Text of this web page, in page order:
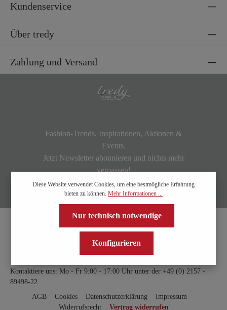
Kundenservice
Über tredy
Zahlung und Versand
Fashion-Trends, Inspirationen, Aktionen &
Events.
Jetzt Newsletter abonnieren und nichts mehr
verpassen!
Kontaktiere uns: Mo - Fr 9:00 - 17:00 Uhr unter der +49 (0) 2157 -
89498-22
AGB
Cookies Datenschutzerklärung
Impressum
Widerrufsrecht
Vertrag widerrufen
Diese Website verwendet Cookies, um eine bestmögliche Erfahrung
bieten zu können. Mehr Informationen ...
Nur technisch notwendige
Konfigurieren